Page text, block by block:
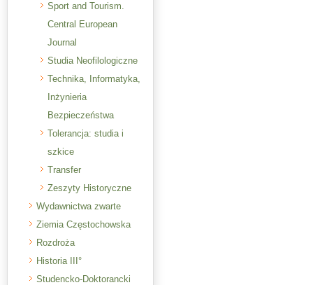
Sport and Tourism.
Central European
Journal
Studia Neofilologiczne
Technika, Informatyka,
Inżynieria
Bezpieczeństwa
Tolerancja: studia i
szkice
Transfer
Zeszyty Historyczne
Wydawnictwa zwarte
Ziemia Częstochowska
Rozdroża
Historia III°
Studencko-Doktorancki